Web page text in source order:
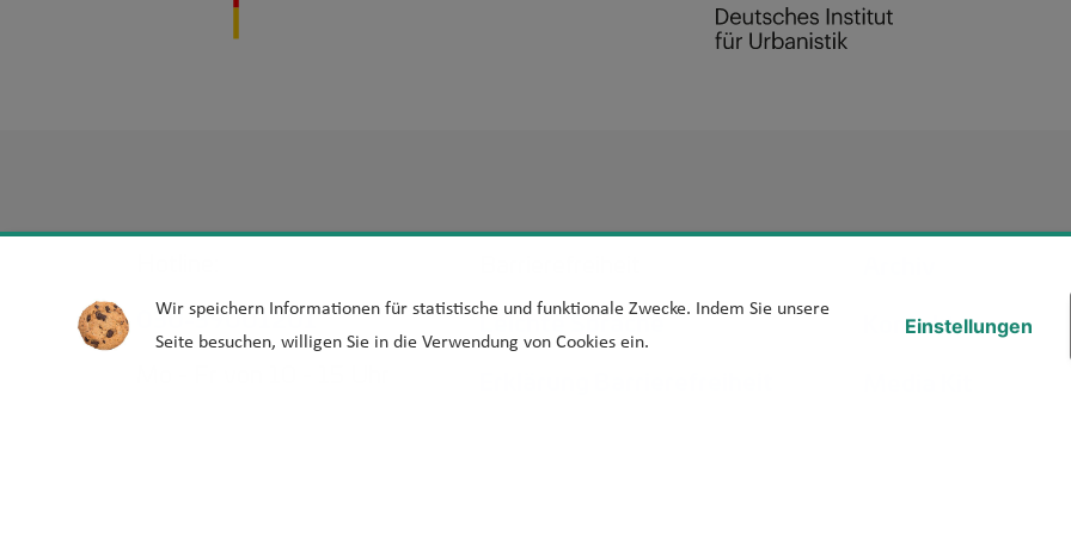
030-39001201
Leichte Sprache
Kontakt
Wir speichern Informationen für statistische und funktionale Zwecke. Indem Sie unsere
Seite besuchen, willigen Sie in die Verwendung von Cookies ein.
Einstellungen